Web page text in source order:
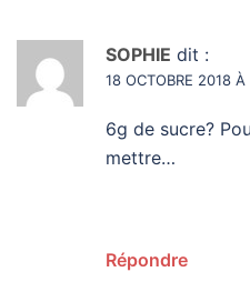
SOPHIE dit :
18 OCTOBRE 2018
6g de sucre?
mettre…
Répondre